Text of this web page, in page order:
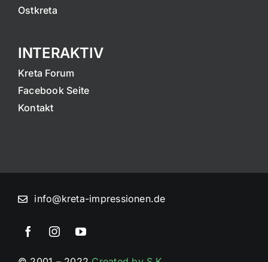
Ostkreta
INTERAKTIV
Kreta Forum
Facebook Seite
Kontakt
info@kreta-impressionen.de